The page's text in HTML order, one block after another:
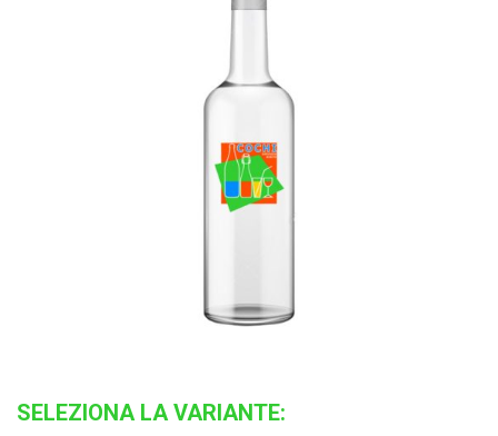
SELEZIONA LA VARIANTE: